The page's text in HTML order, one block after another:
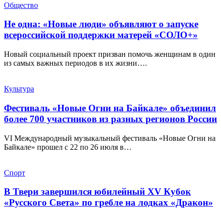
Общество
Не одна: «Новые люди» объявляют о запуске
всероссийской поддержки матерей «СОЛО+»
Новый социальный проект призван помочь женщинам в один
из самых важных периодов в их жизни….
Культура
Фестиваль «Новые Огни на Байкале» объединил
более 700 участников из разных регионов России
VI Международный музыкальный фестиваль «Новые Огни на
Байкале» прошел с 22 по 26 июля в…
Спорт
В Твери завершился юбилейный XV Кубок
«Русского Света» по гребле на лодках «Дракон»